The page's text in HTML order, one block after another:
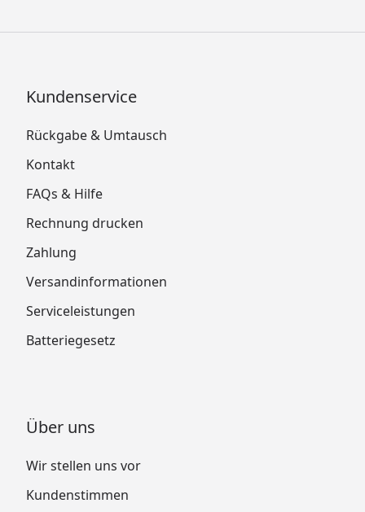
Kundenservice
Rückgabe & Umtausch
Kontakt
FAQs & Hilfe
Rechnung drucken
Zahlung
Versandinformationen
Serviceleistungen
Batteriegesetz
Über uns
Wir stellen uns vor
Kundenstimmen